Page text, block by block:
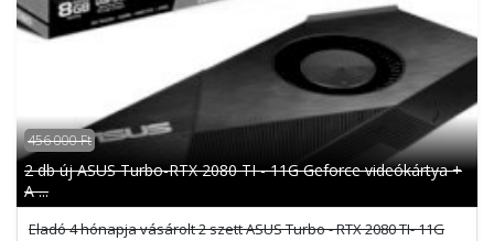
456 000 Ft
2 db új ASUS Turbo-RTX 2080 TI - 11G Geforce videókártya +
A ...
Eladó 4 hónapja vásárolt 2 szett ASUS Turbo - RTX 2080 TI- 11G